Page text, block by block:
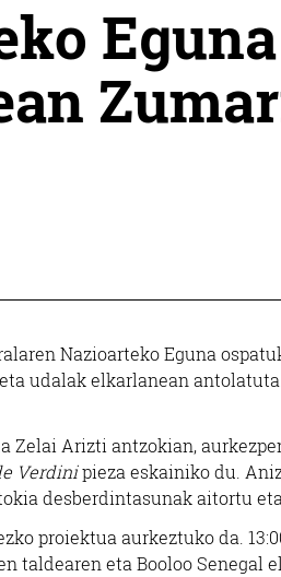
Nazioarteko Eguna
udalak elkarlanean
Zelai Arizti antzokian,
Verdinipieza eskainiko du.
desberdintasunak aitortu
proiektua aurkeztuko da.
taldearen eta Booloo Senegal